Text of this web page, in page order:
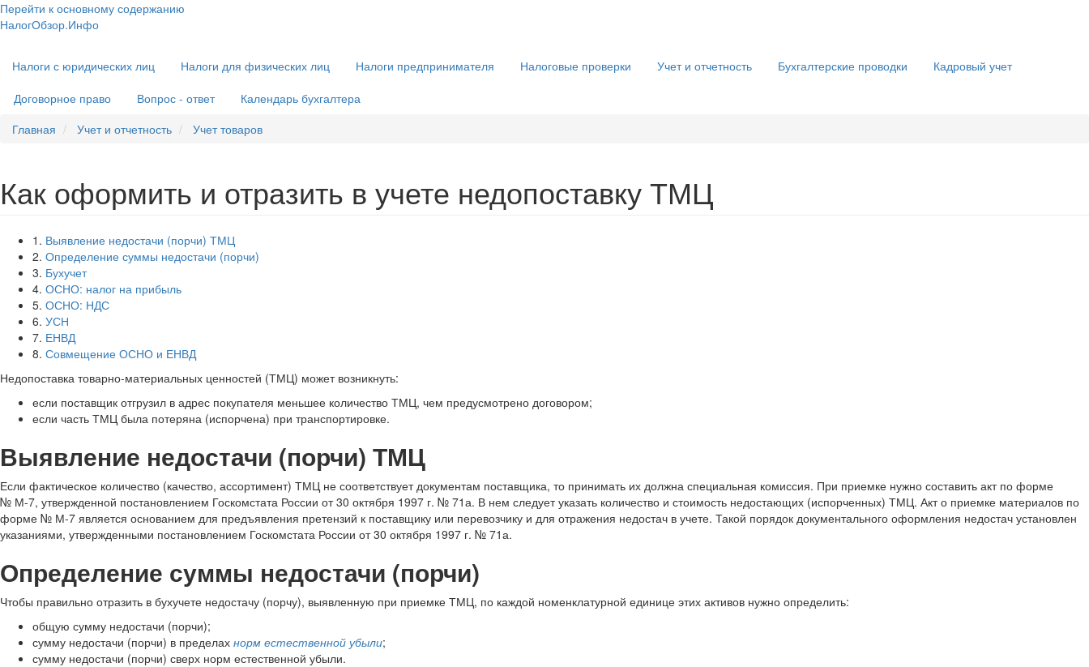
Перейти к основному содержанию
НалогОбзор.Инфо
навигация
Налоги с юридических лиц Налоги для физических лиц Налоги предпринимателя Налоговые проверки Учет и отчетность Бухгалтерские проводки
Кадровый учет
Договорное право
Вопрос - ответ
Календарь бухгалтера
Главная
Учет и отчетность Учет товаров
Как оформить и отразить в учете недопоставку ТМЦ
1. Выявление недостачи (порчи) ТМЦ
2. Определение суммы недостачи (порчи)
3. Бухучет
4. ОСНО: налог на прибыль
5. ОСНО: НДС
6. УСН
7. ЕНВД
8. Совмещение ОСНО и ЕНВД
Недопоставка товарно-материальных ценностей (ТМЦ) может возникнуть:
если поставщик отгрузил в адрес покупателя меньшее количество ТМЦ, чем предусмотрено договором;
если часть ТМЦ была потеряна (испорчена) при транспортировке.
Выявление недостачи (порчи) ТМЦ
Если фактическое количество (качество, ассортимент) ТМЦ не соответствует документам поставщика, то принимать их должна специальная комиссия. При приемке нужно составить акт по форме
№ М-7, утвержденной постановлением Госкомстата России от 30 октября 1997 г. № 71а. В нем следует указать количество и стоимость недостающих (испорченных) ТМЦ. Акт о приемке материалов по
форме № М-7 является основанием для предъявления претензий к поставщику или перевозчику и для отражения недостач в учете. Такой порядок документального оформления недостач установлен
указаниями, утвержденными постановлением Госкомстата России от 30 октября 1997 г. № 71а.
Определение суммы недостачи (порчи)
Чтобы правильно отразить в бухучете недостачу (порчу), выявленную при приемке ТМЦ, по каждой номенклатурной единице этих активов нужно определить:
общую сумму недостачи (порчи);
сумму недостачи (порчи) в пределах норм естественной убыли;
сумму недостачи (порчи) сверх норм естественной убыли.